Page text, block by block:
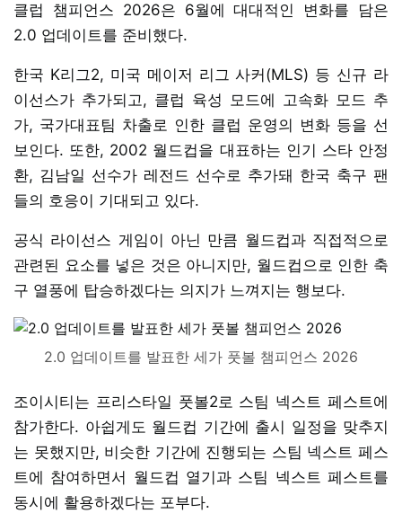
클럽 챔피언스 2026은 6월에 대대적인 변화를 담은
2.0 업데이트를 준비했다.
한국 K리그2, 미국 메이저 리그 사커(MLS) 등 신규 라
이선스가 추가되고, 클럽 육성 모드에 고속화 모드 추
가, 국가대표팀 차출로 인한 클럽 운영의 변화 등을 선
보인다. 또한, 2002 월드컵을 대표하는 인기 스타 안정
환, 김남일 선수가 레전드 선수로 추가돼 한국 축구 팬
들의 호응이 기대되고 있다.
공식 라이선스 게임이 아닌 만큼 월드컵과 직접적으로
관련된 요소를 넣은 것은 아니지만, 월드컵으로 인한 축
구 열풍에 탑승하겠다는 의지가 느껴지는 행보다.
2.0 업데이트를 발표한 세가 풋볼 챔피언스 2026
조이시티는 프리스타일 풋볼2로 스팀 넥스트 페스트에
참가한다. 아쉽게도 월드컵 기간에 출시 일정을 맞추지
는 못했지만, 비슷한 기간에 진행되는 스팀 넥스트 페스
트에 참여하면서 월드컵 열기과 스팀 넥스트 페스트를
동시에 활용하겠다는 포부다.